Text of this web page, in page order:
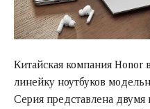
Китайская компания
линейку ноутбуков
Серия представлена двумя